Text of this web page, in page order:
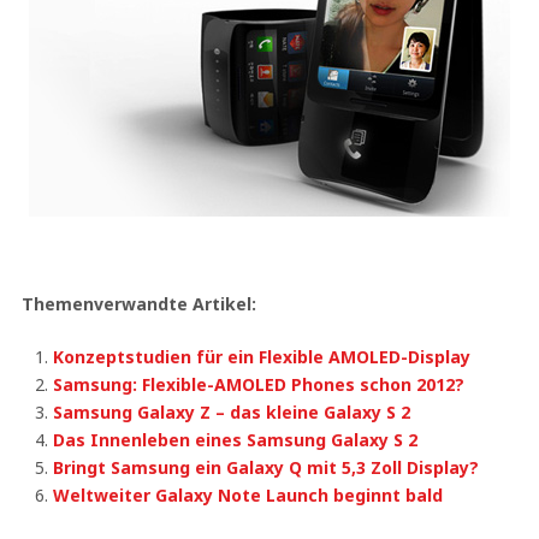
Themenverwandte Artikel:
Konzeptstudien für ein Flexible AMOLED-Display
Samsung: Flexible-AMOLED Phones schon 2012?
Samsung Galaxy Z – das kleine Galaxy S 2
Das Innenleben eines Samsung Galaxy S 2
Bringt Samsung ein Galaxy Q mit 5,3 Zoll Display?
Weltweiter Galaxy Note Launch beginnt bald